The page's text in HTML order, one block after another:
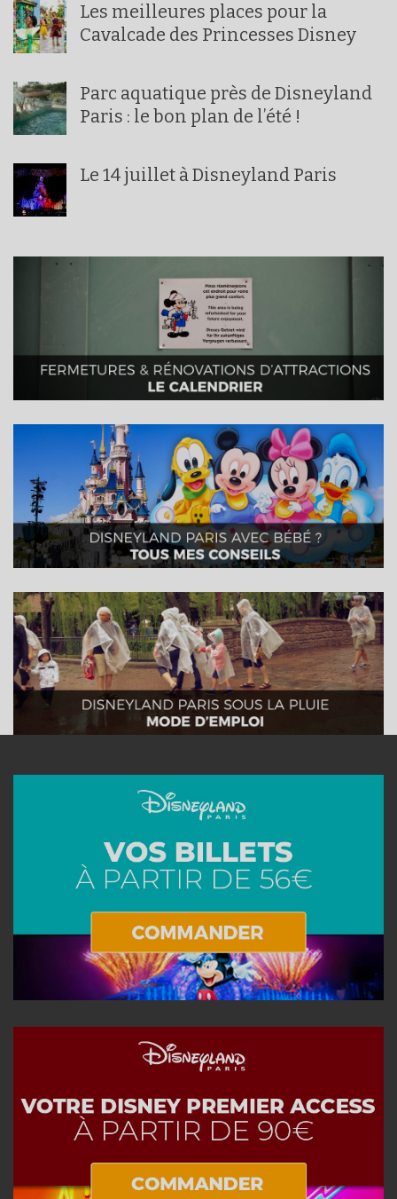
Les meilleures places pour la
Cavalcade des Princesses Disney
Parc aquatique près de Disneyland
Paris : le bon plan de l’été !
Le 14 juillet à Disneyland Paris